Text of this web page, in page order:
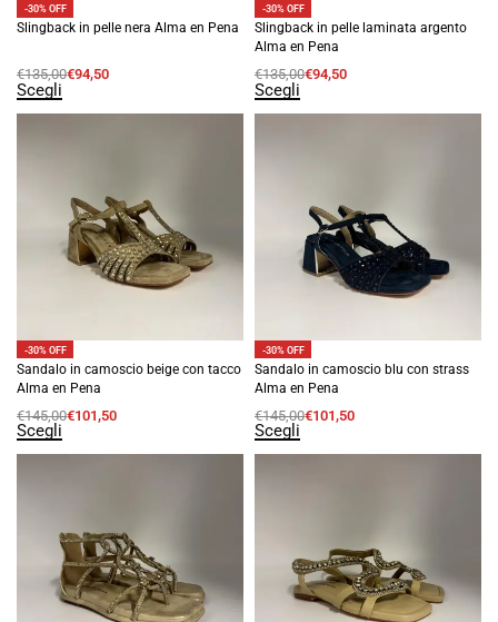
-30% OFF
Slingback in pelle nera Alma en Pena
€135,00€94,50
Scegli
-30% OFF
Slingback in pelle laminata argento
Alma en Pena
€135,00€94,50
Scegli
-30% OFF
Sandalo in camoscio beige con tacco
Alma en Pena
€145,00€101,50
Scegli
-30% OFF
Sandalo in camoscio blu con strass
Alma en Pena
€145,00€101,50
Scegli